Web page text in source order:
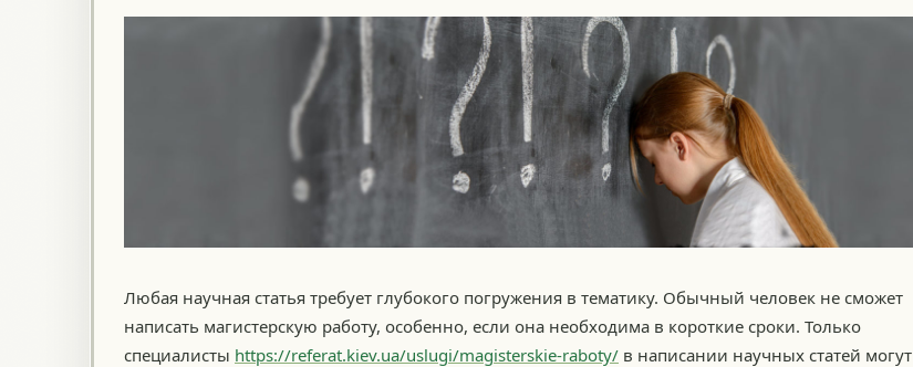
Любая научная статья требует глубокого погружения в тематику. Обычный человек не сможет
написать магистерскую работу, особенно, если она необходима в короткие сроки. Только
специалисты https://referat.kiev.ua/uslugi/magisterskie-raboty/ в написании научных статей могут